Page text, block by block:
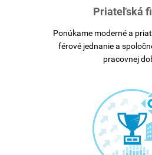
Priateľská
Ponúkame moderné a
férové jednanie a
pracovnej